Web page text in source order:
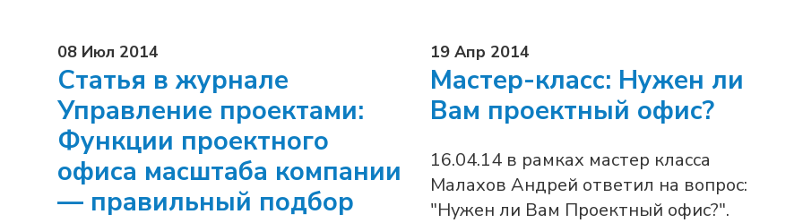
08 Июл 2014
Статья в журнале
Управление проектами:
Функции проектного
офиса масштаба компании
— правильный подбор
19 Апр 2014
Мастер-класс: Нужен ли
Вам проектный офис?
16.04.14 в рамках мастер класса
Малахов Андрей ответил на вопрос:
"Нужен ли Вам Проектный офис?".